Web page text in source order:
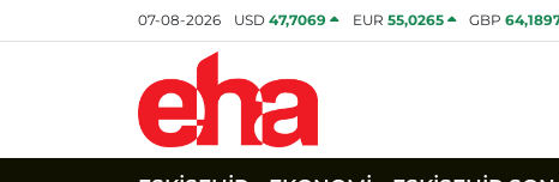
07-08-2026 USD47,7069 EUR 55,0265 GBP